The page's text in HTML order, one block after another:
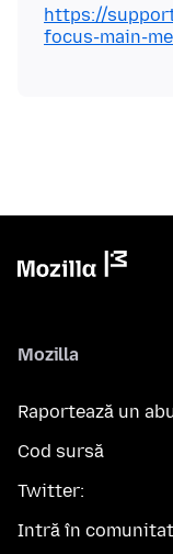
https://
focus-main-
Mozilla
Raportează un
Cod sursă
Twitter:
Intră în